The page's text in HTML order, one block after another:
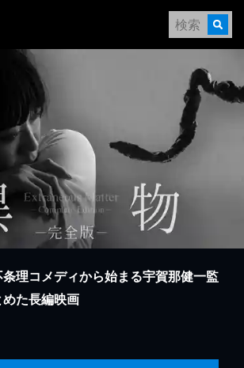
理コメディから始まる宇賀那健一監
た長編映画